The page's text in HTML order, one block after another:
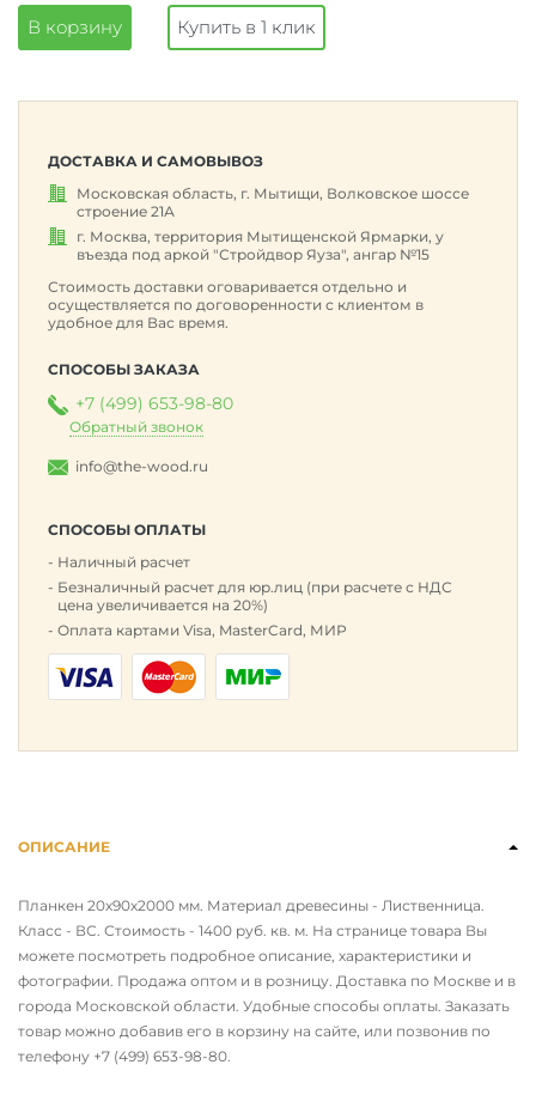
В корзину Купить в 1 клик
ДОСТАВКА И САМОВЫВОЗ
Московская область, г. Мытищи, Волковское шоссе
строение 21А
г. Москва, территория Мытищенской Ярмарки, у
въезда под аркой "Стройдвор Яуза", ангар №15
Стоимость доставки оговаривается отдельно и
осуществляется по договоренности с клиентом в
удобное для Вас время.
СПОСОБЫ ЗАКАЗА
+7 (499) 653-98-80
Обратный звонок
info@the-wood.ru
СПОСОБЫ ОПЛАТЫ
Наличный расчет
Безналичный расчет для юр.лиц (при расчете с НДС
цена увеличивается на 20%)
Оплата картами Visa, MasterCard, МИР
ОПИСАНИЕ
Планкен 20х90х2000 мм. Материал древесины - Лиственница.
Класс - ВС. Стоимость - 1400 руб. кв. м. На странице товара Вы
можете посмотреть подробное описание, характеристики и
фотографии. Продажа оптом и в розницу. Доставка по Москве и в
города Московской области. Удобные способы оплаты. Заказать
товар можно добавив его в корзину на сайте, или позвонив по
телефону +7 (499) 653-98-80.